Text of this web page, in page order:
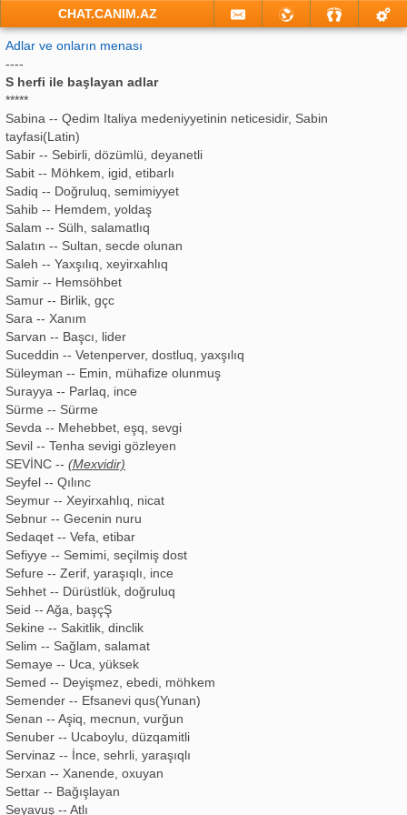
CHAT.CANIM.AZ
Adlar ve onların menası
----
S herfi ile başlayan adlar
*****
Sabina -- Qedim Italiya medeniyyetinin neticesidir, Sabin
tayfasi(Latin)
Sabir -- Sebirli, dözümlü, deyanetli
Sabit -- Möhkem, igid, etibarlı
Sadiq -- Doğruluq, semimiyyet
Sahib -- Hemdem, yoldaş
Salam -- Sülh, salamatlıq
Salatın -- Sultan, secde olunan
Saleh -- Yaxşılıq, xeyirxahlıq
Samir -- Hemsöhbet
Samur -- Birlik, gçc
Sara -- Xanım
Sarvan -- Başcı, lider
Suceddin -- Vetenperver, dostluq, yaxşılıq
Süleyman -- Emin, mühafize olunmuş
Surayya -- Parlaq, ince
Sürme -- Sürme
Sevda -- Mehebbet, eşq, sevgi
Sevil -- Tenha sevigi gözleyen
SEVİNC -- (Mexvidir)
Seyfel -- Qılınc
Seymur -- Xeyirxahlıq, nicat
Sebnur -- Gecenin nuru
Sedaqet -- Vefa, etibar
Sefiyye -- Semimi, seçilmiş dost
Sefure -- Zerif, yaraşıqlı, ince
Sehhet -- Dürüstlük, doğruluq
Seid -- Ağa, başçŞ
Sekine -- Sakitlik, dinclik
Selim -- Sağlam, salamat
Semaye -- Uca, yüksek
Semed -- Deyişmez, ebedi, möhkem
Semender -- Efsanevi qus(Yunan)
Senan -- Aşiq, mecnun, vurğun
Senuber -- Ucaboylu, düzqamitli
Servinaz -- İnce, sehrli, yaraşıqlı
Serxan -- Xanende, oxuyan
Settar -- Bağışlayan
Seyavuş -- Atlı